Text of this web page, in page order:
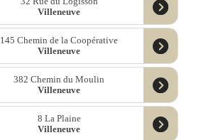
Villeneuve
145 Chemin de la Coopérative
Villeneuve
382 Chemin du Moulin
Villeneuve
8 La Plaine
Villeneuve